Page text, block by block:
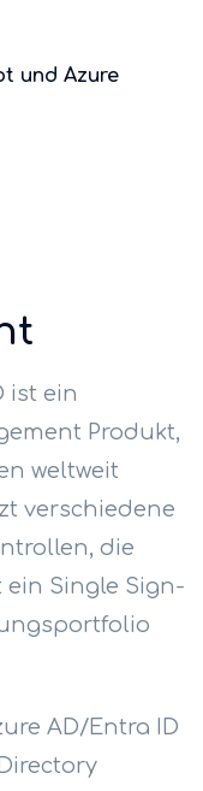
und Azure
ist ein
Produkt,
weltweit
verschiedene
die
Single Sign-
AD/Entra ID